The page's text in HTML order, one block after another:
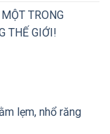
TRONG
THẾ GIỚI!
lẹm, nhổ răng